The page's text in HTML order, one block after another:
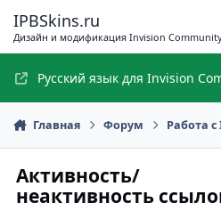
IPBSkins.ru
Дизайн и модификация Invision
Русский язык для Invision
Главная Форум Работа
Активность/
неактивность